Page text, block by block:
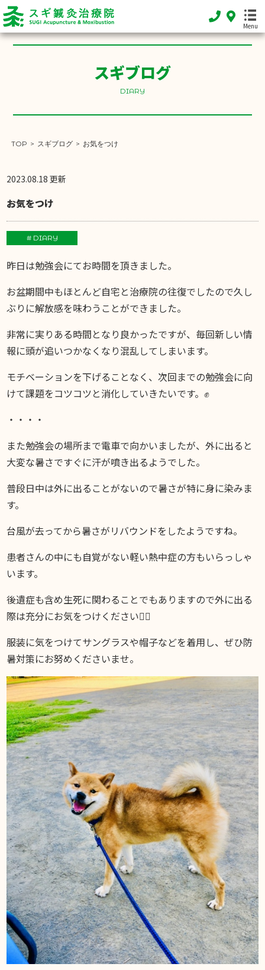
Menu
ホーム
HOME
FEATURE
DIARY
スギブログ
DIARY
TOP > スギブログ > お気をつけ
2023.08.18 更新
お気をつけ
# DIARY
昨日は勉強会にてお時間を頂きました。
お盆期間中もほとんど自宅と治療院の往復でしたので久し
ぶりに解放感を味わうことができました。
非常に実りある時間となり良かったですが、毎回新しい情
報に頭が追いつかなくなり混乱してしまいます。
モチベーションを下げることなく、次回までの勉強会に向
けて課題をコツコツと消化していきたいです。✊
・・・・
また勉強会の場所まで電車で向かいましたが、外に出ると
大変な暑さですぐに汗が噴き出るようでした。
普段日中は外に出ることがないので暑さが特に身に染みま
す。
台風が去ってから暑さがリバウンドをしたようですね。
患者さんの中にも自覚がない軽い熱中症の方もいらっしゃ
います。
後遺症も含め生死に関わることでもありますので外に出る
際は充分にお気をつけください🙇‍♂️
服装に気をつけてサングラスや帽子などを着用し、ぜひ防
暑対策にお努めくださいませ。